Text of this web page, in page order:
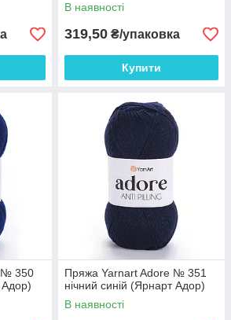
В наявності
319,50 ₴/упаковка
Купити
№ 350
Адор)
Пряжа Yarnart Adore № 351
нічний синій (Ярнарт Адор)
В наявності